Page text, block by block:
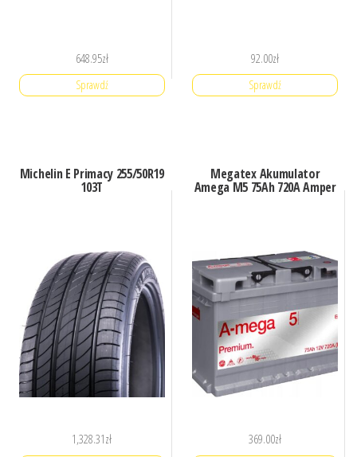
648.95zł
Sprawdź
92.00zł
Sprawdź
Michelin E Primacy 255/50R19
103T
1,328.31zł
Megatex Akumulator
Amega M5 75Ah 720A Amper
369.00zł